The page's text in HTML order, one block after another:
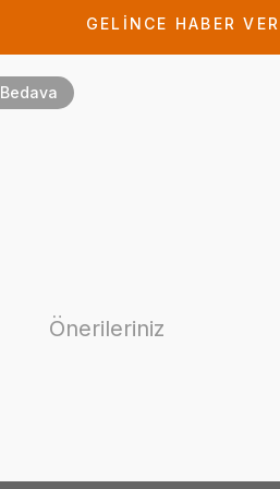
GELİNCE HABER VER
Önerileriniz